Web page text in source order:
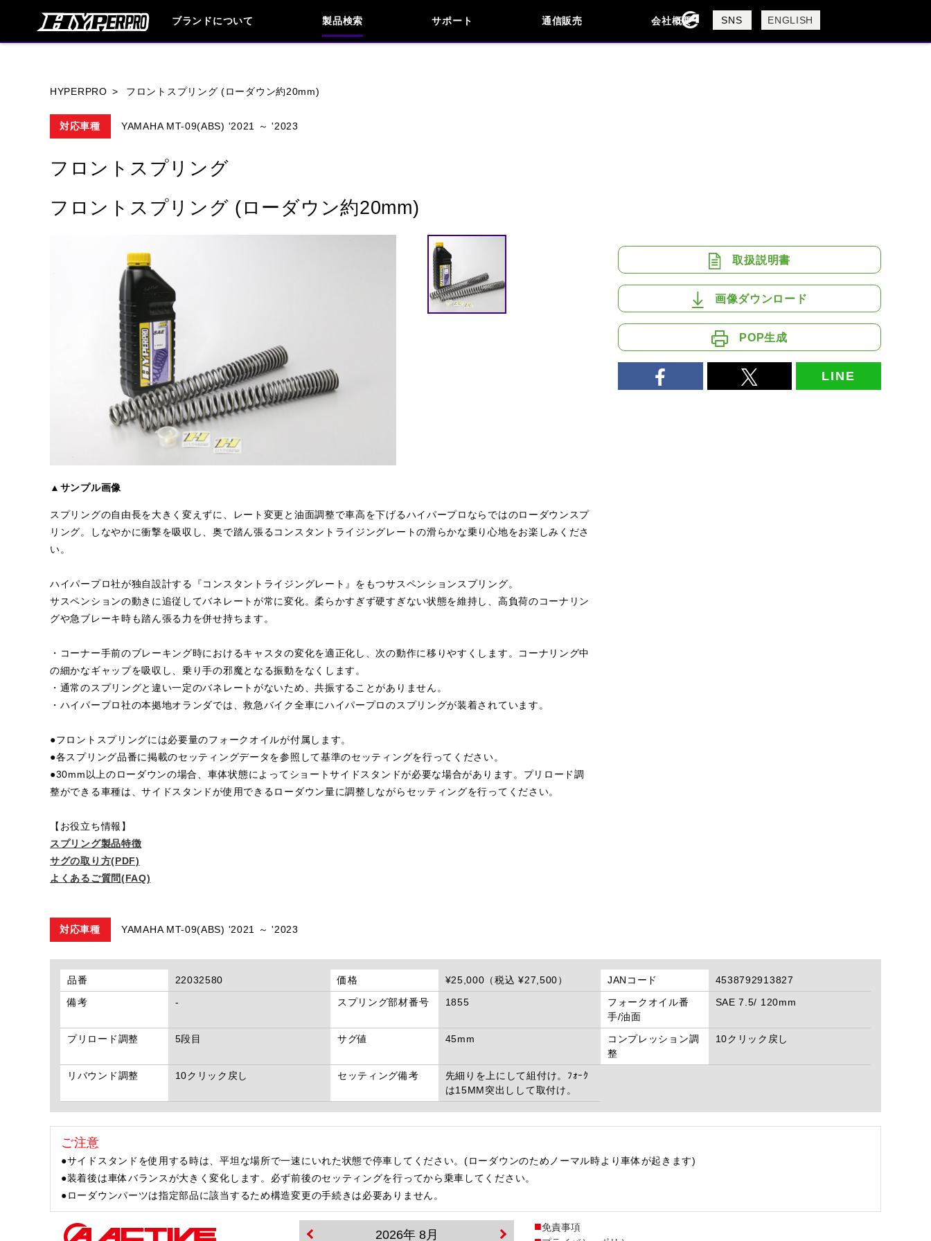
ブランドについて 製品検索 サポート
お問い合わせ
よくあるご質問
通信販売 会社概要
会社概要
採用情報
SNS ENGLISH
閉じる
HYPERPRO フロントスプリング (ローダウン約20mm)
対応車種 YAMAHA MT-09(ABS) '2021 ～ '2023
フロントスプリング
フロントスプリング (ローダウン約20mm)
▲サンプル画像
スプリングの自由長を大きく変えずに、レート変更と油面調整で車高を下げるハイパープロならではのローダウンスプ
リング。しなやかに衝撃を吸収し、奥で踏ん張るコンスタントライジングレートの滑らかな乗り心地をお楽しみくださ
い。
ハイパープロ社が独自設計する『コンスタントライジングレート』をもつサスペンションスプリング。
サスペンションの動きに追従してバネレートが常に変化。柔らかすぎず硬すぎない状態を維持し、高負荷のコーナリン
グや急ブレーキ時も踏ん張る力を併せ持ちます。
・コーナー手前のブレーキング時におけるキャスタの変化を適正化し、次の動作に移りやすくします。コーナリング中
の細かなギャップを吸収し、乗り手の邪魔となる振動をなくします。
・通常のスプリングと違い一定のバネレートがないため、共振することがありません。
・ハイパープロ社の本拠地オランダでは、救急バイク全車にハイパープロのスプリングが装着されています。
●フロントスプリングには必要量のフォークオイルが付属します。
●各スプリング品番に掲載のセッティングデータを参照して基準のセッティングを行ってください。
●30mm以上のローダウンの場合、車体状態によってショートサイドスタンドが必要な場合があります。プリロード調
整ができる車種は、サイドスタンドが使用できるローダウン量に調整しながらセッティングを行ってください。
【お役立ち情報】
スプリング製品特徴
サグの取り方(PDF)
よくあるご質問(FAQ)
取扱説明書
画像ダウンロード
POP生成
LINE
対応車種 YAMAHA MT-09(ABS) '2021 ～ '2023
品番 22032580 価格 ¥25,000（税込 ¥27,500） JANコード
4538792913827
備考
- スプリング部材番号 1855
フォークオイル番
手/油面
SAE 7.5/ 120mm
プリロード調整 5段目 サグ値 45mm
コンプレッション調
整
10クリック戻し
リバウンド調整 10クリック戻し セッティング備考
先細りを上にして組付け。ﾌｫｰｸ
は15MM突出しして取付け。
ご注意
●サイドスタンドを使用する時は、平坦な場所で一速にいれた状態で停車してください。(ローダウンのためノーマル時より車体が起きます)
●装着後は車体バランスが大きく変化します。必ず前後のセッティングを行ってから乗車してください。
●ローダウンパーツは指定部品に該当するため構造変更の手続きは必要ありません。
2026年 8月
免責事項